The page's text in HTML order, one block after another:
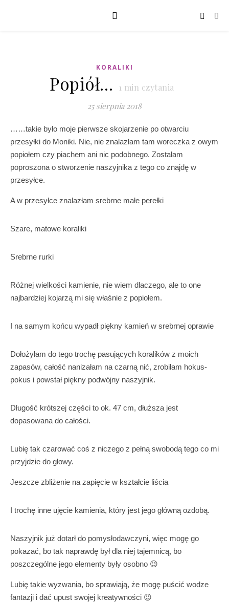
KORALIKI
Popiół… 1 min czytania
25 sierpnia 2018
……takie było moje pierwsze skojarzenie po otwarciu
przesyłki do Moniki. Nie, nie znalazłam tam woreczka z owym
popiołem czy piachem ani nic podobnego. Zostałam
poproszona o stworzenie naszyjnika z tego co znajdę w
przesyłce.
A w przesyłce znalazłam srebrne małe perełki
Szare, matowe koraliki
Srebrne rurki
Różnej wielkości kamienie, nie wiem dlaczego, ale to one
najbardziej kojarzą mi się właśnie z popiołem.
I na samym końcu wypadł piękny kamień w srebrnej oprawie
Dołożyłam do tego trochę pasujących koralików z moich
zapasów, całość nanizałam na czarną nić, zrobiłam hokus-
pokus i powstał piękny podwójny naszyjnik.
Długość krótszej części to ok. 47 cm, dłuższa jest
dopasowana do całości.
Lubię tak czarować coś z niczego z pełną swobodą tego co mi
przyjdzie do głowy.
Jeszcze zbliżenie na zapięcie w kształcie liścia
I trochę inne ujęcie kamienia, który jest jego główną ozdobą.
Naszyjnik już dotarł do pomysłodawczyni, więc mogę go
pokazać, bo tak naprawdę był dla niej tajemnicą, bo
poszczególne jego elementy były osobno 😉
Lubię takie wyzwania, bo sprawiają, że mogę puścić wodze
fantazji i dać upust swojej kreatywności 😉